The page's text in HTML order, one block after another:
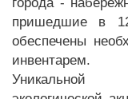
пришедшие в
обеспечены
инвентарем.
Уникальной